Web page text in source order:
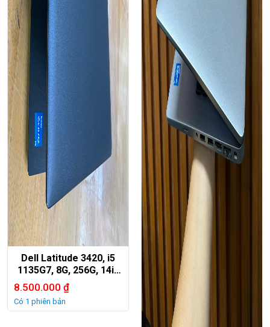
Dell Latitude 3420, i5
1135G7, 8G, 256G, 14in
HD.
8.500.000 ₫
Có 1 phiên bản